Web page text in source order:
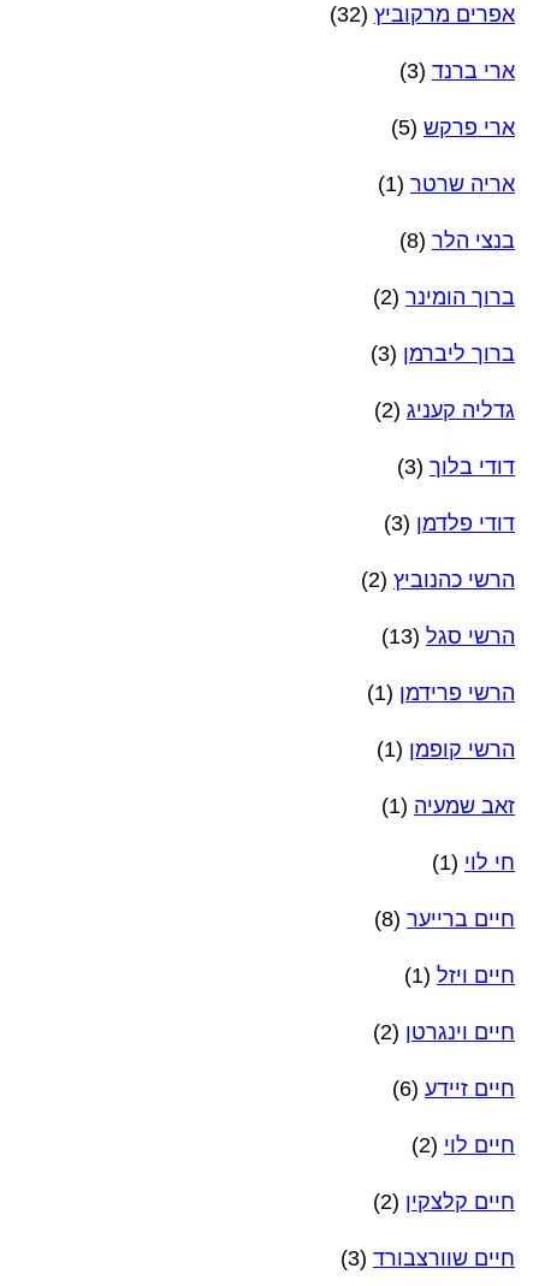
אפרים מרקוביץ (32)
ארי ברנד (3)
ארי פרקש (5)
אריה שרטר (1)
בנצי הלר (8)
ברוך הומינר (2)
ברוך ליברמן (3)
גדליה קעניג (2)
דודי בלוך (3)
דודי פלדמן (3)
הרשי כהנוביץ (2)
הרשי סגל (13)
הרשי פרידמן (1)
הרשי קופמן (1)
זאב שמעיה (1)
חי לוי (1)
חיים ברייער (8)
חיים ויזל (1)
חיים וינגרטן (2)
חיים זיידע (6)
חיים לוי (2)
חיים קלצקין (2)
חיים שוורצבורד (3)